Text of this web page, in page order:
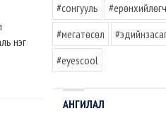
нэг
#сонгууль #ерөнхийлөгч
#мегатөсөл
#eyescool
АНГИЛАЛ